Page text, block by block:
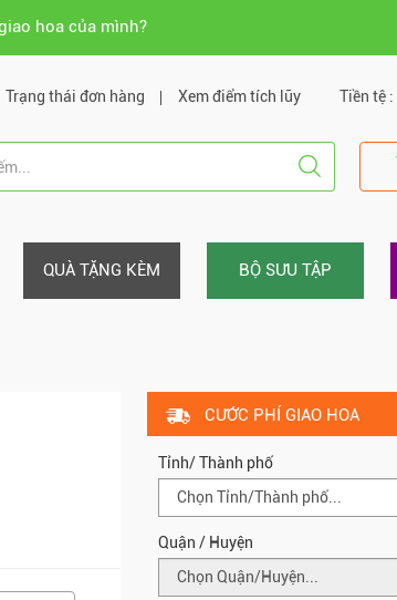
hoa của mình?
Tiền tệ :
Trạng thái đơn hàng Xem điểm tích lũy
QUÀ TẶNG KÈM BỘ SƯU TẬP
CƯỚC PHÍ GIAO HOA
Tỉnh/ Thành phố
Quận / Huyện